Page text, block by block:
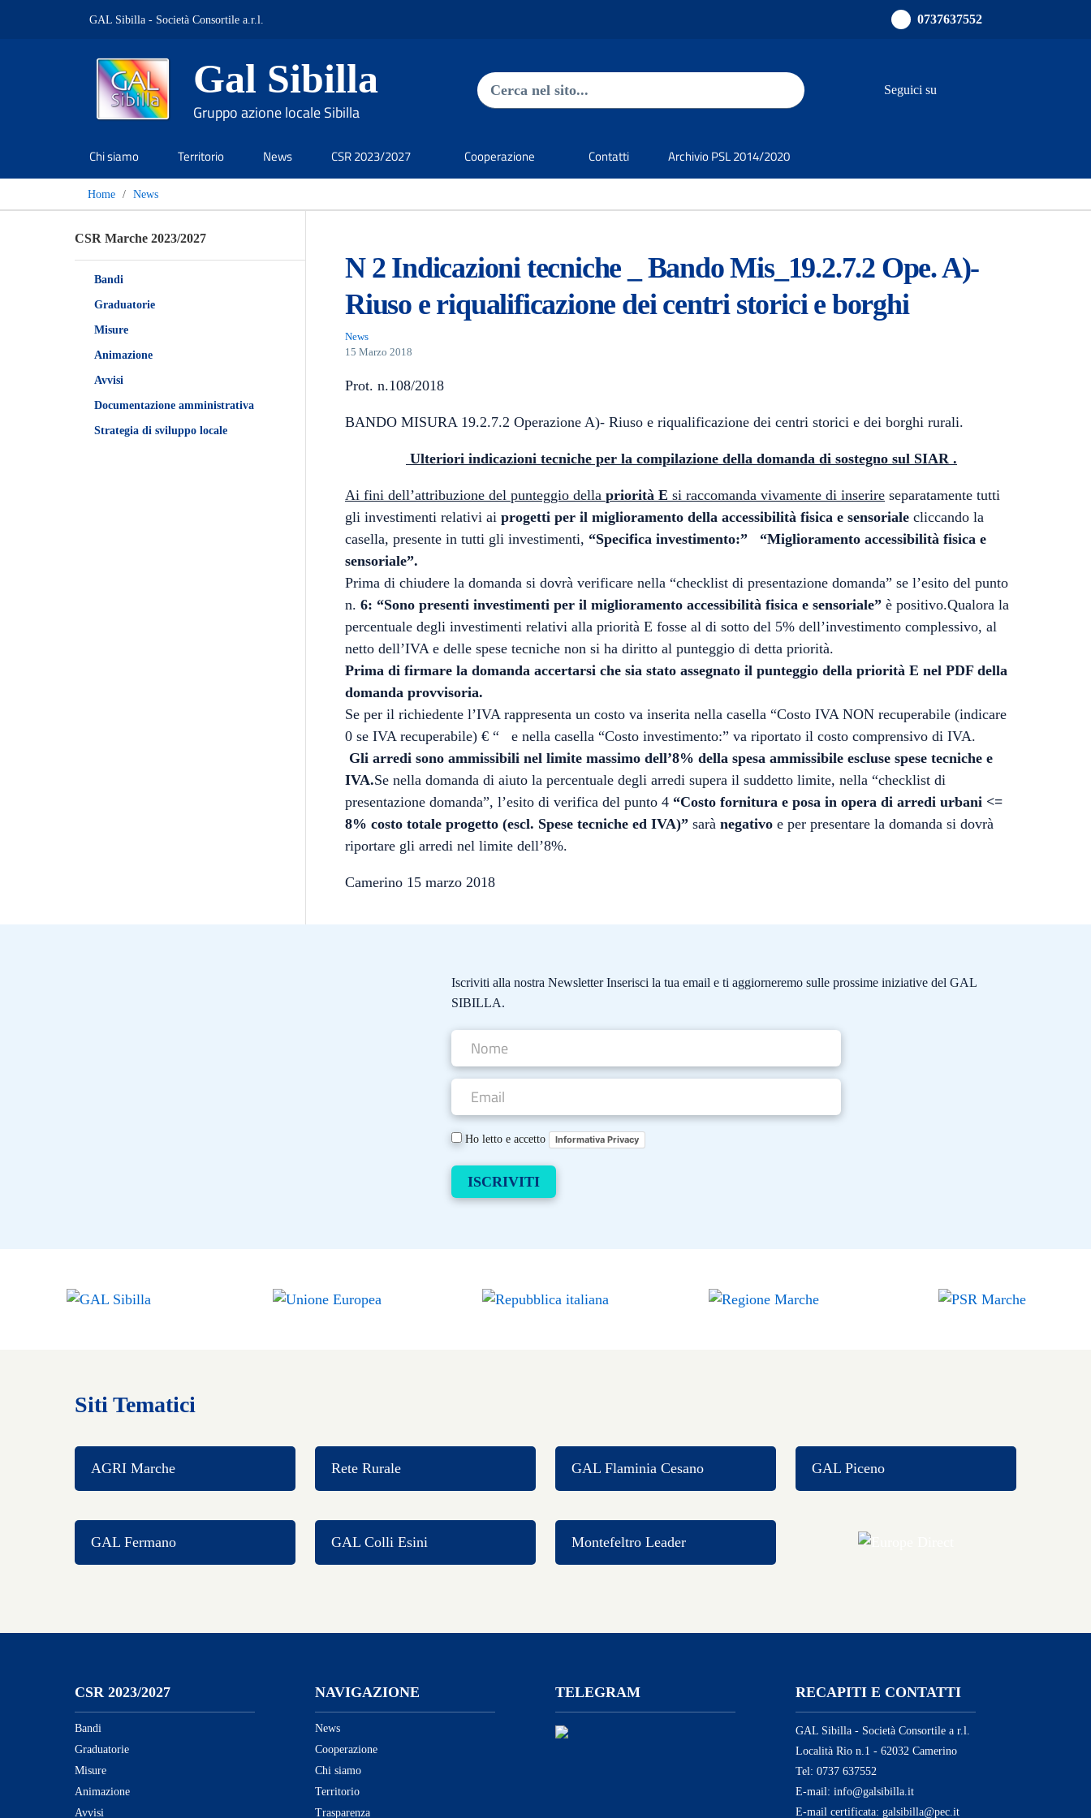
GAL Sibilla - Società Consortile a.r.l. 0737637552
Gal Sibilla
Gruppo azione locale Sibilla Ricerca nel sito
Seguici su
Chi siamo Territorio News CSR 2023/2027 Cooperazione Contatti Archivio PSL 2014/2020
Home News
CSR Marche 2023/2027
Bandi
Graduatorie
Misure
Animazione
Avvisi
Documentazione amministrativa
Strategia di sviluppo locale
N 2 Indicazioni tecniche _ Bando Mis_19.2.7.2 Ope. A)-
Riuso e riqualificazione dei centri storici e borghi
News
15 Marzo 2018
Prot. n.108/2018
BANDO MISURA 19.2.7.2 Operazione A)- Riuso e riqualificazione dei centri storici e dei borghi rurali.
Ulteriori indicazioni tecniche per la compilazione della domanda di sostegno sul SIAR .
Ai fini dell’attribuzione del punteggio della priorità E si raccomanda vivamente di inserire separatamente tutti
gli investimenti relativi ai progetti per il miglioramento della accessibilità fisica e sensoriale cliccando la
casella, presente in tutti gli investimenti, “Specifica investimento:” “Miglioramento accessibilità fisica e
sensoriale”.
Prima di chiudere la domanda si dovrà verificare nella “checklist di presentazione domanda” se l’esito del punto
n. 6: “Sono presenti investimenti per il miglioramento accessibilità fisica e sensoriale” è positivo.Qualora la
percentuale degli investimenti relativi alla priorità E fosse al di sotto del 5% dell’investimento complessivo, al
netto dell’IVA e delle spese tecniche non si ha diritto al punteggio di detta priorità.
Prima di firmare la domanda accertarsi che sia stato assegnato il punteggio della priorità E nel PDF della
domanda provvisoria.
Se per il richiedente l’IVA rappresenta un costo va inserita nella casella “Costo IVA NON recuperabile (indicare
0 se IVA recuperabile) € “ e nella casella “Costo investimento:” va riportato il costo comprensivo di IVA.
Gli arredi sono ammissibili nel limite massimo dell’8% della spesa ammissibile escluse spese tecniche e
IVA.Se nella domanda di aiuto la percentuale degli arredi supera il suddetto limite, nella “checklist di
presentazione domanda”, l’esito di verifica del punto 4 “Costo fornitura e posa in opera di arredi urbani <=
8% costo totale progetto (escl. Spese tecniche ed IVA)” sarà negativo e per presentare la domanda si dovrà
riportare gli arredi nel limite dell’8%.
Camerino 15 marzo 2018
Iscriviti alla nostra Newsletter Inserisci la tua email e ti aggiorneremo sulle prossime iniziative del GAL
SIBILLA.
Ho letto e accetto Informativa Privacy
Siti Tematici
AGRI Marche Rete Rurale GAL Flaminia Cesano GAL Piceno
GAL Fermano GAL Colli Esini Montefeltro Leader
CSR 2023/2027
Bandi
Graduatorie
Misure
Animazione
Avvisi
NAVIGAZIONE
News
Cooperazione
Chi siamo
Territorio
Trasparenza
TELEGRAM RECAPITI E CONTATTI
GAL Sibilla - Società Consortile a r.l.
Località Rio n.1 - 62032 Camerino
Tel: 0737 637552
E-mail: info@galsibilla.it
E-mail certificata: galsibilla@pec.it